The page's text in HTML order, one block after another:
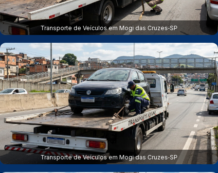
Transporte de Veículos em Mogi das Cruzes‑SP
Transporte de Veículos em Mogi das Cruzes‑SP